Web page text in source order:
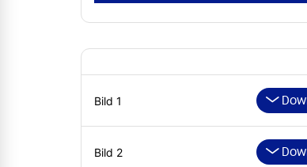
Bild 1
Bild 2